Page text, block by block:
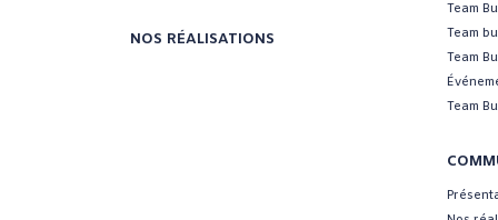
NOS RÉALISATIONS
Team
Team
Team
Team